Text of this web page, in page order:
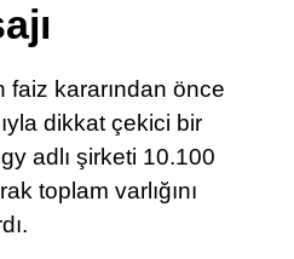
LinkedIn
Telegram
faiz kararından önce
dikkat çekici bir
adlı şirketi 10.100
toplam varlığını